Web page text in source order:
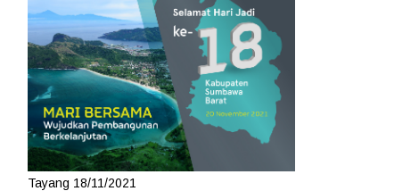
Tayang 18/11/2021